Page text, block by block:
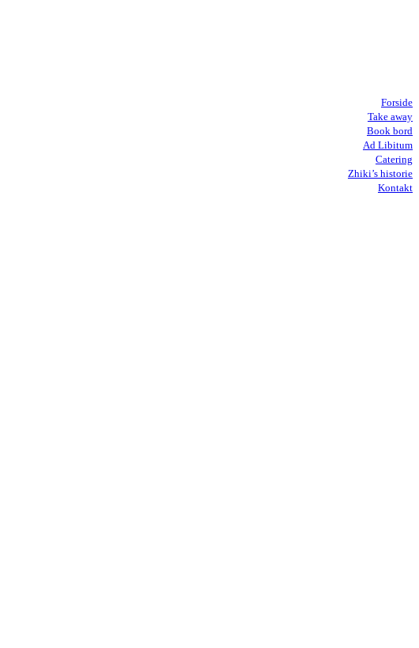
Forside
Take away
Book bord
Ad Libitum
Catering
Zhiki’s historie
Kontakt